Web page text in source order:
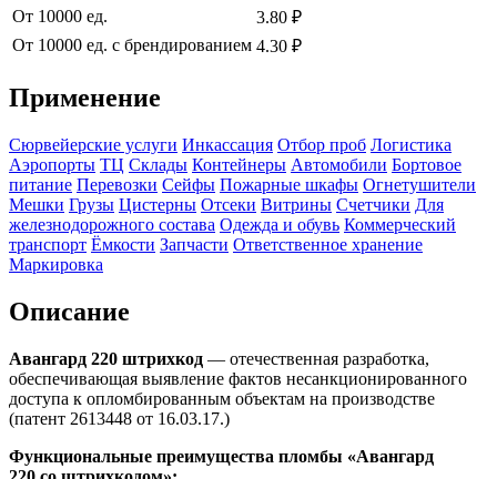
От 10000 ед.
3.80 ₽
От 10000 ед. с брендированием 4.30 ₽
Применение
Сюрвейерские услуги Инкассация Отбор проб Логистика
Аэропорты ТЦ Склады Контейнеры Автомобили Бортовое
питание Перевозки Сейфы Пожарные шкафы Огнетушители
Мешки Грузы Цистерны Отсеки Витрины Счетчики Для
железнодорожного состава Одежда и обувь Коммерческий
транспорт Ёмкости Запчасти Ответственное хранение
Маркировка
Описание
Авангард 220 штрихкод — отечественная разработка,
обеспечивающая выявление фактов несанкционированного
доступа к опломбированным объектам на производстве
(патент 2613448 от 16.03.17.)
Функциональные преимущества пломбы «Авангард